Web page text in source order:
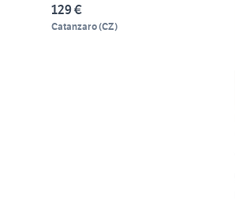
129 €
Catanzaro(CZ)